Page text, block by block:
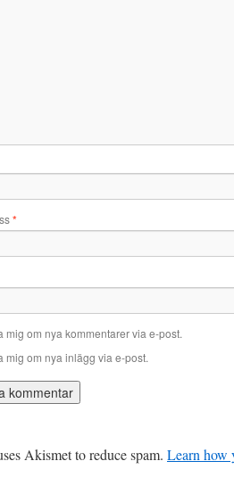
*
mig om nya kommentarer via e-post.
mig om nya inlägg via e-post.
Akismet to reduce spam. Learn how